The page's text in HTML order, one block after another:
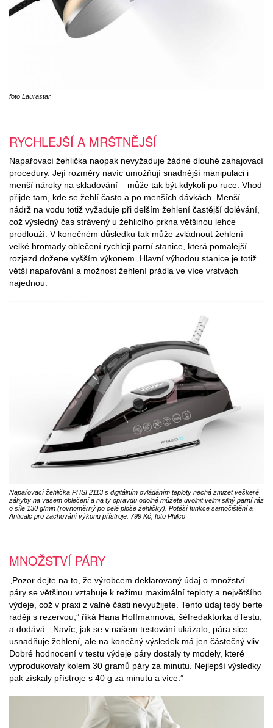
foto Laurastar
RYCHLEJŠÍ A MRŠTNĚJŠÍ
Napařovací žehlička naopak nevyžaduje žádné dlouhé zahajovací
procedury. Její rozměry navíc umožňují snadnější manipulaci i
menší nároky na skladování – může tak být kdykoli po ruce. Vhod
přijde tam, kde se žehlí často a po menších dávkách. Menší
nádrž na vodu totiž vyžaduje při delším žehlení častější dolévání,
což výsledný čas strávený u žehlicího prkna většinou lehce
prodlouží. V konečném důsledku tak může zvládnout žehlení
velké hromady oblečení rychleji parní stanice, která pomalejší
rozjezd dožene vyšším výkonem. Hlavní výhodou stanice je totiž
větší napařování a možnost žehlení prádla ve více vrstvách
najednou.
Napařovací žehlička PHSI 2113 s digitálním ovládáním teploty nechá zmizet veškeré
záhyby na vašem oblečení a na ty opravdu odolné můžete uvolnit velmi silný parní ráz
o síle 130 g/min (rovnoměrný po celé ploše žehličky). Potěší funkce samočištění a
Anticalc pro zachování výkonu přístroje. 799 Kč, foto Philco
MNOŽSTVÍ PÁRY
„Pozor dejte na to, že výrobcem deklarovaný údaj o množství
páry se většinou vztahuje k režimu maximální teploty a největšího
výdeje, což v praxi z valné části nevyužijete. Tento údaj tedy berte
raději s rezervou,” říká Hana Hoffmannová, šéfredaktorka dTestu,
a dodává: „Navíc, jak se v našem testování ukázalo, pára sice
usnadňuje žehlení, ale na konečný výsledek má jen částečný vliv.
Dobré hodnocení v testu výdeje páry dostaly ty modely, které
vyprodukovaly kolem 30 gramů páry za minutu. Nejlepší výsledky
pak získaly přístroje s 40 g za minutu a více.”